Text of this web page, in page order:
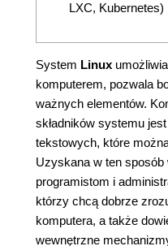
LXC, Kubernetes)
System Linux
komputerem, pozwala
ważnych elementów.
składników systemu
tekstowych, które
Uzyskana w ten
programistom i
którzy chcą dobrze
komputera, a także
wewnętrzne